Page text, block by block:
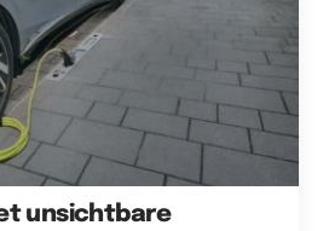
unsichtbare